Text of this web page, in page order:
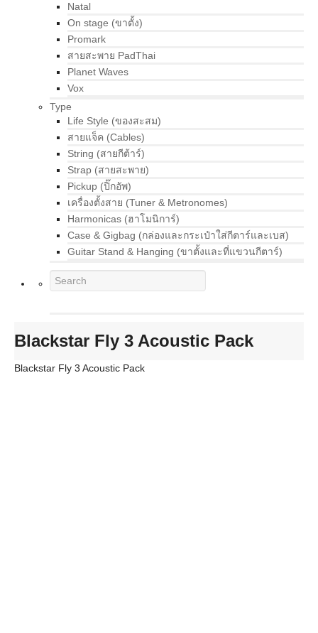
Natal
On stage (ขาตั้ง)
Promark
สายสะพาย PadThai
Planet Waves
Vox
Type
Life Style (ของสะสม)
สายแจ็ค (Cables)
String (สายกีต้าร์)
Strap (สายสะพาย)
Pickup (ปิ๊กอัพ)
เครื่องตั้งสาย (Tuner & Metronomes)
Harmonicas (ฮาโมนิการ์)
Case & Gigbag (กล่องและกระเป๋าใส่กีตาร์และเบส)
Guitar Stand & Hanging (ขาตั้งและที่แขวนกีตาร์)
Blackstar Fly 3 Acoustic Pack
Blackstar Fly 3 Acoustic Pack